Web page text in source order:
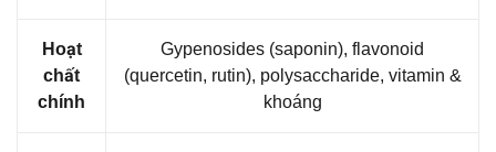
Hoạt
chất
chính
Gypenosides (saponin), flavonoid
(quercetin, rutin), polysaccharide, vitamin &
khoáng